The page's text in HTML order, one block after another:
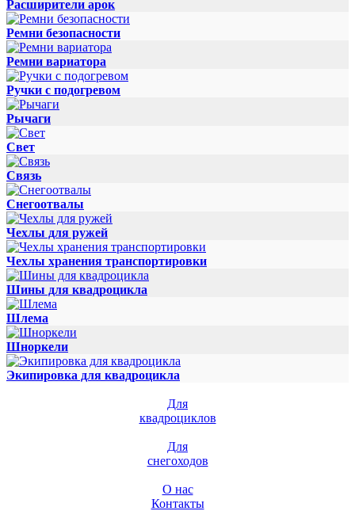
Расширители арок
Ремни безопасности
Ремни вариатора
Ручки с подогревом
Рычаги
Свет
Связь
Снегоотвалы
Чехлы для ружей
Чехлы хранения транспортировки
Шины для квадроцикла
Шлема
Шноркели
Экипировка для квадроцикла
Для
квадроциклов
Для
снегоходов
О нас
Контакты